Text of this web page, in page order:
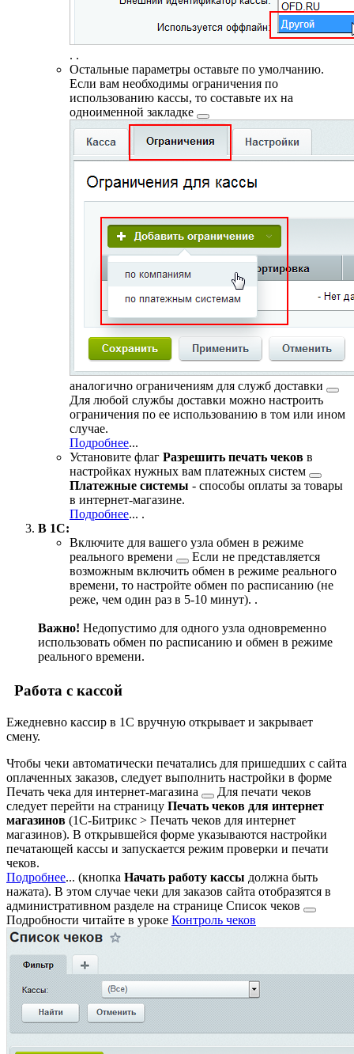
. .
Остальные параметры оставьте по умолчанию.
Если вам необходимы ограничения по
использованию кассы, то составьте их на
одноименной закладке
аналогично ограничениям для служб доставки
Для любой службы доставки можно настроить
ограничения по ее использованию в том или ином
случае.
Подробнее...
Установите флаг Разрешить печать чеков в
настройках нужных вам платежных систем
Платежные системы - способы оплаты за товары
в интернет-магазине.
Подробнее... .
В 1С:
Включите для вашего узла обмен в режиме
реального времени
Если не представляется
возможным включить обмен в режиме реального
времени, то настройте обмен по расписанию (не
реже, чем один раз в 5-10 минут). .
Важно! Недопустимо для одного узла одновременно
использовать обмен по расписанию и обмен в режиме
реального времени.
Работа с кассой
Ежедневно кассир в 1С вручную открывает и закрывает
смену.
Чтобы чеки автоматически печатались для пришедших с сайта
оплаченных заказов, следует выполнить настройки в форме
Печать чека для интернет-магазина
Для печати чеков
следует перейти на страницу Печать чеков для интернет
магазинов (1С-Битрикс > Печать чеков для интернет
магазинов). В открывшейся форме указываются настройки
печатающей кассы и запускается режим проверки и печати
чеков.
Подробнее... (кнопка Начать работу кассы должна быть
нажата). В этом случае чеки для заказов сайта отобразятся в
административном разделе на странице Список чеков
Подробности читайте в уроке Контроль чеков